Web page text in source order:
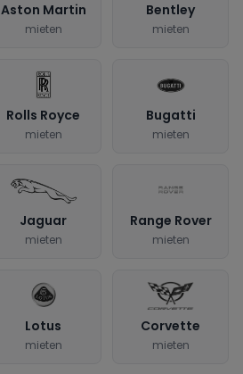
Aston Martin
mieten
Bentley
mieten
Rolls Royce
mieten
Bugatti
mieten
Jaguar
mieten
Range Rover
mieten
Lotus
mieten
Corvette
mieten